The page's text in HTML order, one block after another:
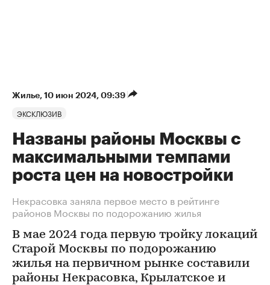
Жилье⁠, 10 июн 2024, 09:39
ЭКСКЛЮЗИВ
Названы районы Москвы с
максимальными темпами
роста цен на новостройки
Некрасовка заняла первое место в рейтинге
районов Москвы по подорожанию жилья
В мае 2024 года первую тройку локаций
Старой Москвы по подорожанию
жилья на первичном рынке составили
районы Некрасовка, Крылатское и